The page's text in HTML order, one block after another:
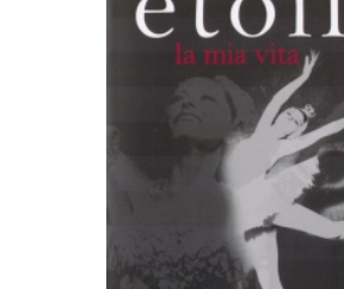
LEGGI TUTTO